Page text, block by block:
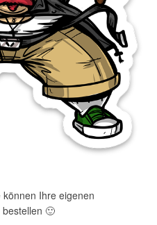
Ihre eigenen
🙂